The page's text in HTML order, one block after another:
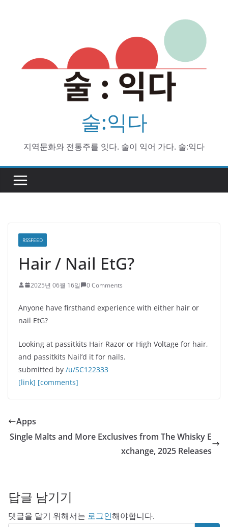
술:익다
지역문화와 전통주를 잇다. 술이 익어 가다. 술:익다
RSSFEED
Hair / Nail EtG?
2025년 06월 16일 0 Comments
Anyone have firsthand experience with either hair or
nail EtG?
Looking at passitkits Hair Razor or High Voltage for hair,
and passitkits Nail’d it for nails.
submitted by /u/SC122333
[link] [comments]
Apps
Single Malts and More Exclusives from The Whisky E
xchange, 2025 Releases
답글 남기기
댓글을 달기 위해서는 로그인해야합니다.